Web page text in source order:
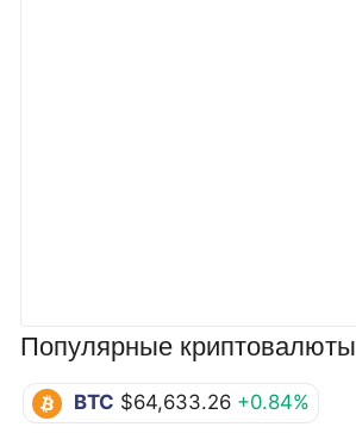
Популярные криптовалюты
BTC $64,633.26 +0.84%